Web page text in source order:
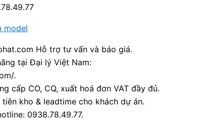
model
Hỗ trợ tư vấn và báo giá.
tại Đại lý Việt Nam:
.
cấp CO, CQ, xuất hoá đơn VAT đầy đủ.
kho & leadtime cho khách dự án.
0938.78.49.77.